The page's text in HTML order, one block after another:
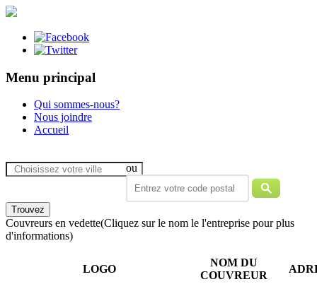
Menu principal
Qui sommes-nous?
Nous joindre
Accueil
ou
Couvreurs en vedette(Cliquez sur le nom le l'entreprise pour plus
d'informations)
LOGO
NOM DU
COUVREUR